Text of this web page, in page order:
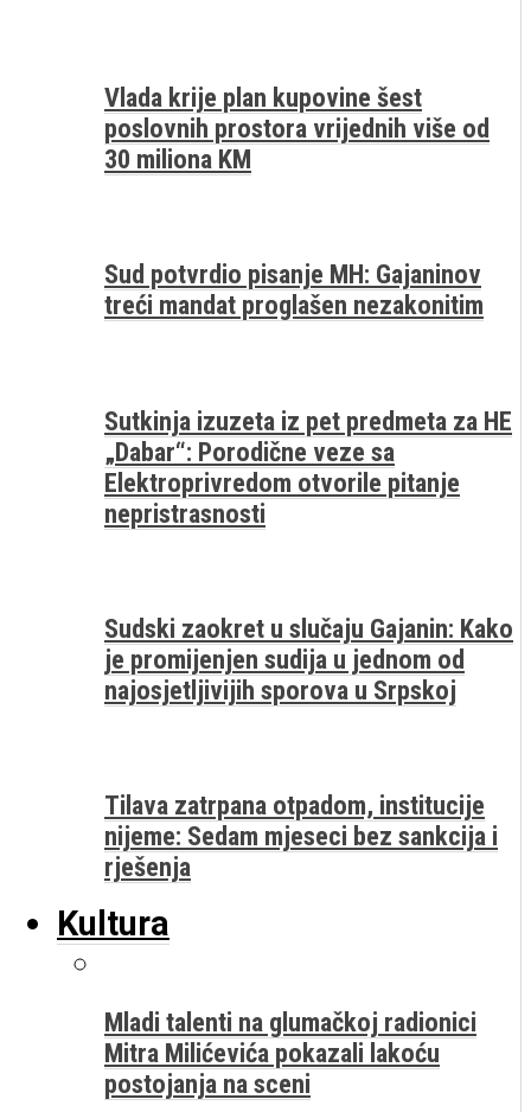
Vlada krije plan kupovine šest
poslovnih prostora vrijednih više od
30 miliona KM
Sud potvrdio pisanje MH: Gajaninov
treći mandat proglašen nezakonitim
Sutkinja izuzeta iz pet predmeta za HE
„Dabar“: Porodične veze sa
Elektroprivredom otvorile pitanje
nepristrasnosti
Sudski zaokret u slučaju Gajanin: Kako
je promijenjen sudija u jednom od
najosjetljivijih sporova u Srpskoj
Tilava zatrpana otpadom, institucije
nijeme: Sedam mjeseci bez sankcija i
rješenja
Kultura
Mladi talenti na glumačkoj radionici
Mitra Milićevića pokazali lakoću
postojanja na sceni